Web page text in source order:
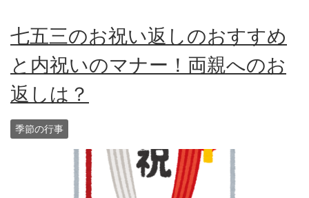
七五三のお祝い返しのおすすめ
と内祝いのマナー！両親へのお
返しは？
季節の行事